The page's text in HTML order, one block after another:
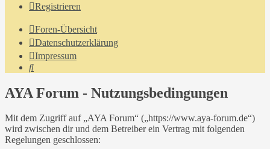
Registrieren
Foren-Übersicht
Datenschutzerklärung
Impressum
Suche
AYA Forum - Nutzungsbedingungen
Mit dem Zugriff auf „AYA Forum“ („https://www.aya-forum.de“)
wird zwischen dir und dem Betreiber ein Vertrag mit folgenden
Regelungen geschlossen: